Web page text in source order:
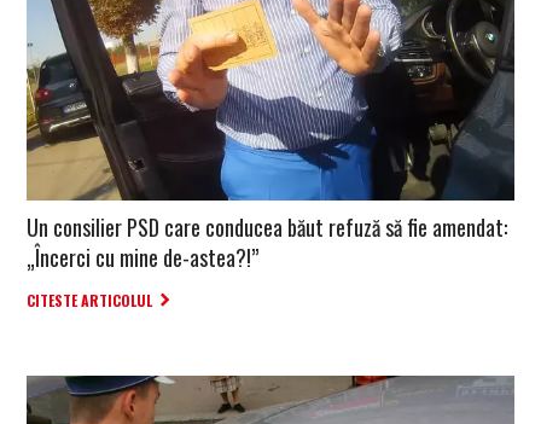
Un consilier PSD care conducea băut refuză să fie amendat:
„Încerci cu mine de-astea?!”
CITESTE ARTICOLUL